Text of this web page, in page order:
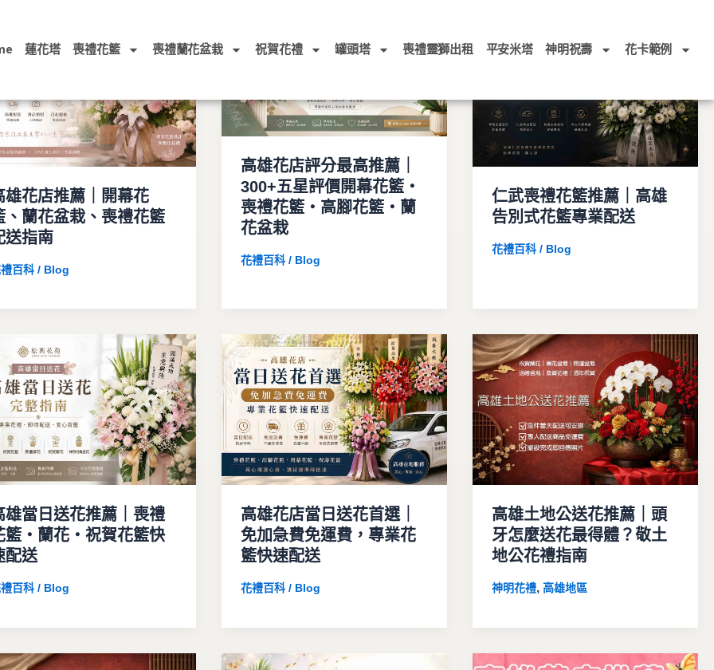
蓮花塔 喪禮花籃 喪禮蘭花盆栽 祝賀花禮 罐頭塔 喪禮靈獅出租 平安米塔 神明祝壽 花卡範例
雄花店推薦｜開幕花
、蘭花盆栽、喪禮花籃
送指南
百科 / Blog
高雄花店評分最高推薦｜
300+五星評價開幕花籃・
喪禮花籃・高腳花籃・蘭
花盆栽
花禮百科 / Blog
仁武喪禮花籃推薦｜高雄
告別式花籃專業配送
花禮百科 / Blog
雄當日送花推薦｜喪禮
籃・蘭花・祝賀花籃快
配送
百科 / Blog
高雄花店當日送花首選｜
免加急費免運費，專業花
籃快速配送
花禮百科 / Blog
高雄土地公送花推薦｜頭
牙怎麼送花最得體？敬土
地公花禮指南
神明花禮, 高雄地區